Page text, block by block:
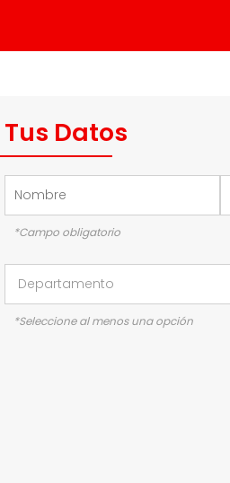
Tus Datos
*Campo obligatorio
*Seleccione al menos una opción